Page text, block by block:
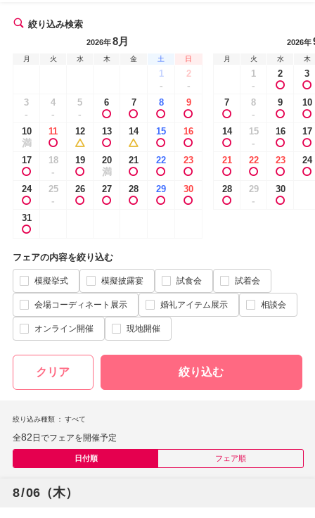
絞り込み検索
2026年8月
月 火 水 木 金 土 日
1
-
2
-
3
-
4
-
5
-
6 7 8 9
10
満
11 12 13 14 15 16
17 18
-
19 20
満
21 22 23
24 25
-
26 27 28 29 30
31
2026年
月 火 水 木
1
-
2 3
7 8
-
9 10
14 15
-
16 17
21 22 23 24
28 29
-
30
フェアの内容を絞り込む
模擬挙式 模擬披露宴 試食会 試着会
会場コーディネート展示 婚礼アイテム展示 相談会
オンライン開催 現地開催
クリア 絞り込む
絞り込み種類 すべて
全82 日でフェアを開催予定
日付順 フェア順
8/06 （木）